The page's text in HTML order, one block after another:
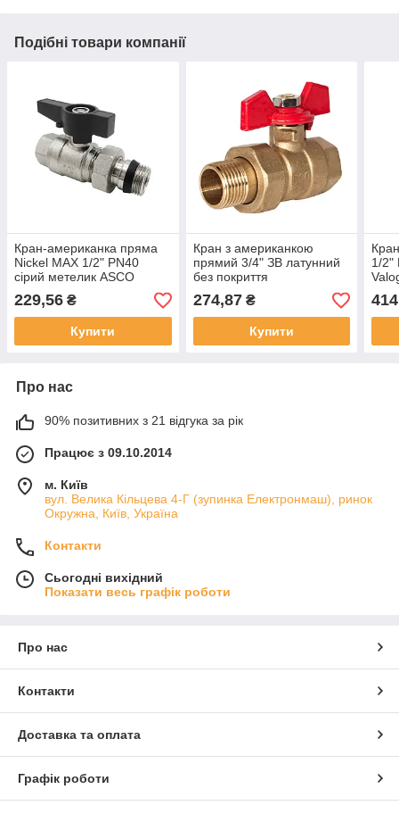
Подібні товари компанії
Кран-американка пряма
Nickel MAX 1/2" PN40
сірий метелик ASCO
229,56 ₴
Купити
Кран з американкою
прямий 3/4" ЗВ латунний
без покриття
274,87₴
Купити
1/2"
414
Про нас
90% позитивних з 21 відгука за рік
Працює з 09.10.2014
м. Київ
вул. Велика Кільцева 4-Г (зупинка Електронмаш), ринок
Окружна, Київ, Україна
Контакти
Сьогодні вихідний
Показати весь графік роботи
Про нас
Контакти
Доставка та оплата
Графік роботи